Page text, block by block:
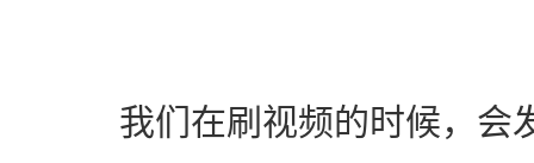
我们在刷视频的时候，会